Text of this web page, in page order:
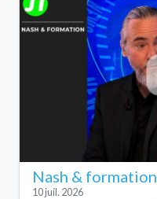
Nash & formation
10 juil. 2026